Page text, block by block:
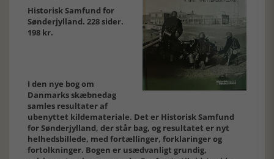
Historisk Samfund for
Sønderjylland. 228 sider.
198 kr.
I den nye bog om
Danmarks skæbnedag
samles resultater af
ubenyttet kildemateriale. Det er Historisk Samfund
for Sønderjylland, der står bag, og resultatet er nyt
helhedsbillede, med fortællinger, forklaringer og
fortolkninger. Bogen er usædvanligt grundig,